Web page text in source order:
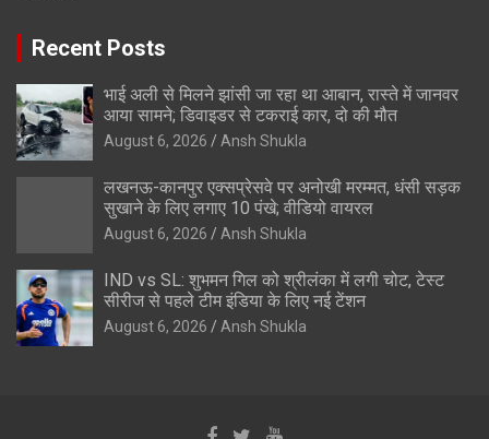
Recent Posts
भाई अली से मिलने झांसी जा रहा था आबान, रास्ते में जानवर
आया सामने; डिवाइडर से टकराई कार, दो की मौत
August 6, 2026 Ansh Shukla
लखनऊ-कानपुर एक्सप्रेसवे पर अनोखी मरम्मत, धंसी सड़क
सुखाने के लिए लगाए 10 पंखे; वीडियो वायरल
August 6, 2026 Ansh Shukla
IND vs SL: शुभमन गिल को श्रीलंका में लगी चोट, टेस्ट
सीरीज से पहले टीम इंडिया के लिए नई टेंशन
August 6, 2026 Ansh Shukla